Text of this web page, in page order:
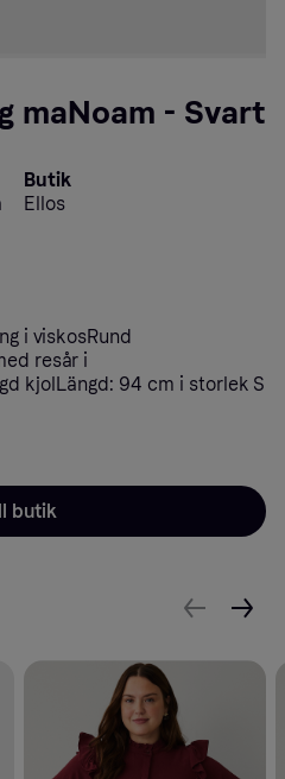
maNoam - Svart
Butik
Ellos
i viskosRund
resår i
kjolLängd: 94 cm i storlek S
butik